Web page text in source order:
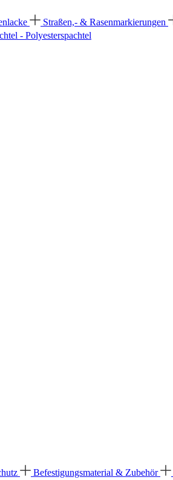
Straßen,- & Rasenmarkierungen
- Polyesterspachtel
Befestigungsmaterial & Zubehör